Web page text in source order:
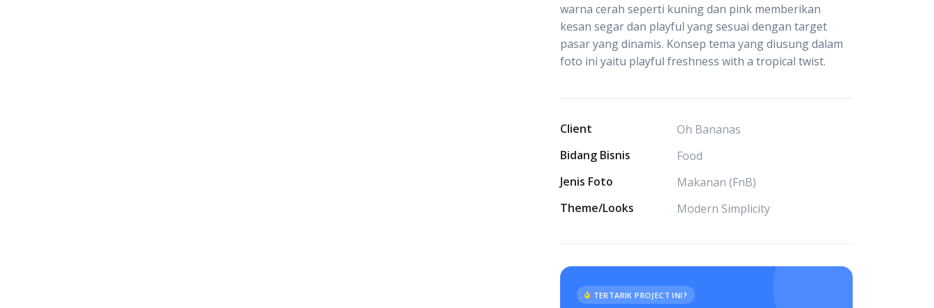
warna cerah seperti kuning dan pink memberikan
kesan segar dan playful yang sesuai dengan target
pasar yang dinamis. Konsep tema yang diusung dalam
foto ini yaitu playful freshness with a tropical twist.
Client
Oh Bananas
Bidang Bisnis
Food
Jenis Foto
Makanan (FnB)
Theme/Looks
Modern Simplicity
TERTARIK PROJECT INI?